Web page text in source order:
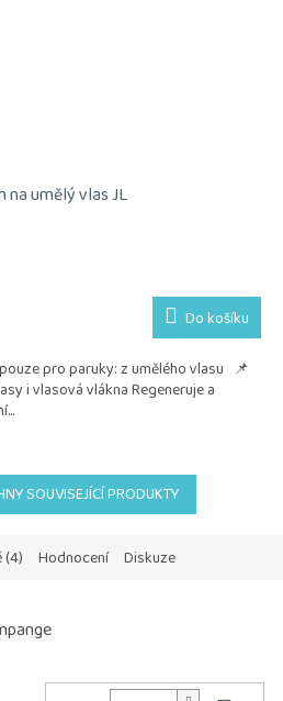
na umělý vlas JL
Do košíku
pro paruky: z umělého vlasu 📌
i vlasová vlákna Regeneruje a
SOUVISEJÍCÍ PRODUKTY
(4) Hodnocení Diskuze